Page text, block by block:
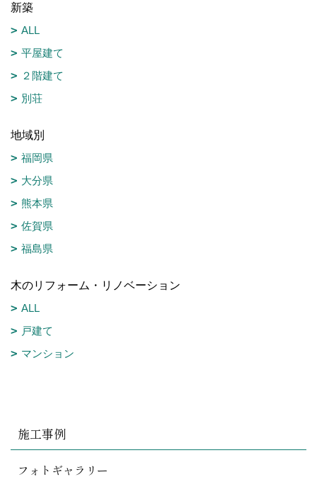
新築
ALL
平屋建て
２階建て
別荘
地域別
福岡県
大分県
熊本県
佐賀県
福島県
木のリフォーム・リノベーション
ALL
戸建て
マンション
施工事例
フォトギャラリー